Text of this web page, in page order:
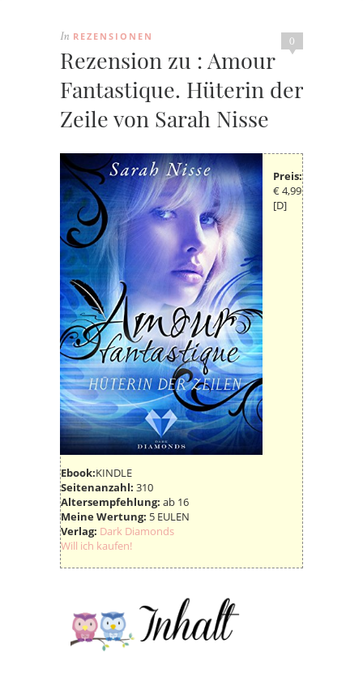
0
In REZENSIONEN
Rezension zu : Amour
Fantastique. Hüterin der
Zeile von Sarah Nisse
Preis:
€ 4,99
[D]
Ebook:KINDLE
Seitenanzahl: 310
Altersempfehlung: ab 16
Meine Wertung: 5 EULEN
Verlag: Dark Diamonds
Will ich kaufen!